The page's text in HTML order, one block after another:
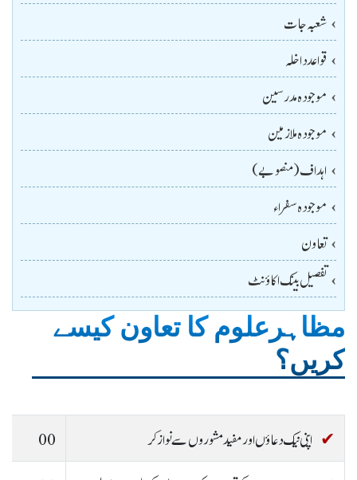
شعبہ جات
قواعد داخلہ
موجودہ مدرسین
موجودہ ملازمین
اہداف (منصوبے)
موجودہ سفراء
تعاون
تفصیل بینک اکاؤنٹ
مظاہرعلوم کا تعاون کیسے
کریں؟
اپنی نیک دعاؤں اورمفیدمشوروں سے نوازکر
00